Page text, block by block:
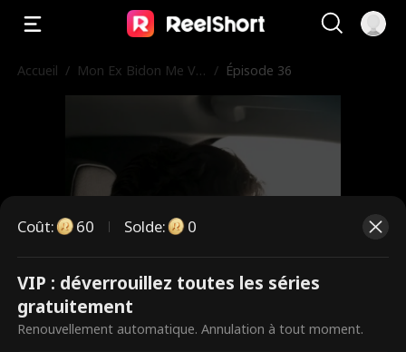
Accueil / Mon Ex Bidon Me Ve
/ Épisode 36
Ce sont des épisodes payants.
Débloquez pour regarder.
Coût: 60 Solde: 0
VIP : déverrouillez toutes les séries
gratuitement
Renouvellement automatique. Annulation à tout moment.